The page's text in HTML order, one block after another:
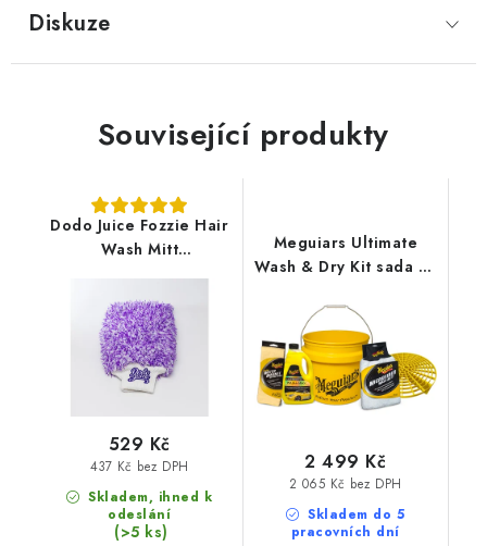
Diskuze
Související produkty
Dodo Juice Fozzie Hair
Wash Mitt
mikrovláknová
rukavice
Skladem, ihned k
odeslání
(>5 ks)
437 Kč bez DPH
529 Kč
Meguiars Ultimate
Wash & Dry Kit sada na
Skladem do 5
pracovních dní
2 065 Kč bez DPH
2 499 Kč